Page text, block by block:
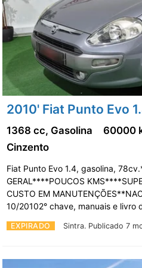
2010' Fiat Punto Evo
EXPIRADO Sintra. Publicado 7
1368 cc, Gasolina 60000
Cinzento
Fiat Punto Evo 1.4, gasolina,
GERAL****POUCOS
CUSTO EM
10/20102° chave, manuais e livro